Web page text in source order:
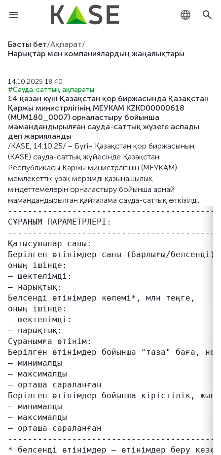
Басты бет/Ақпарат/
Нарықтар мен компаниялардың жаңалықтары
14.10.2025 18:40
#Сауда-саттық ақпараты
14 қазан күні Қазақстан қор биржасында Қазақстан
Қаржы министрлігінің МЕУКАМ KZKD00000618
(MUM180_0007) орналастыру бойынша
мамандандырылған сауда-саттық жүзеге аспады
деп жарияланды
/KASE, 14.10.25/ – Бүгін Қазақстан қор биржасының
(KASE) сауда-саттық жүйесінде Қазақстан
Республикасы Қаржы министрлігінің (МЕУКАМ)
мемлекеттік ұзақ мерзімді қазынашылық
міндеттемелерін орналастыру бойынша арнай
мамандандырылған қайталама сауда-саттық өткізілді.
СҰРАНЫМ ПАРАМЕТРЛЕРІ:
Қатысушылар саны:
Берілген өтінімдер саны (барлығы/
оның ішінде:
– шектелімді:
– нарықтық:
Белсенді өтінімдер көлемі*, млн
оның ішінде:
– шектелімді:
– нарықтық:
Сұранымға өтінім:
Берілген өтінімдер бойынша "таза" баға,
– минималды
– максималды
– орташа сараланған
Берілген өтінімдер бойынша кірістілік,
– минималды
– максималды
– орташа сараланған
* белсенді өтінімдер – өтінімдер беру